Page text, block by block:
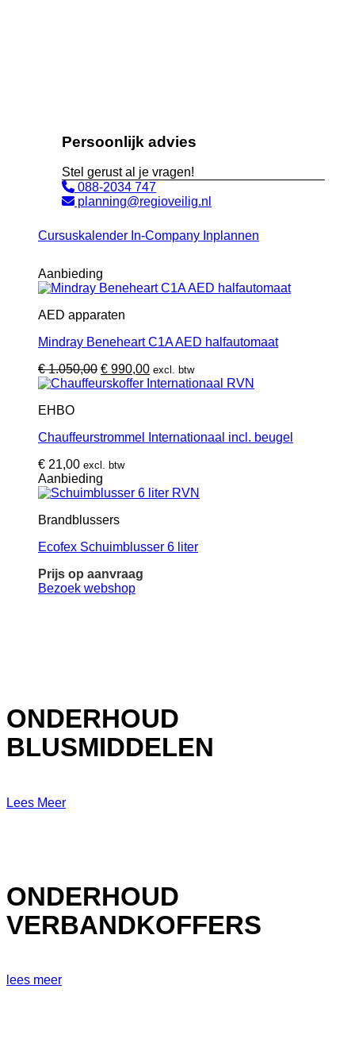
Persoonlijk advies
Stel gerust al je vragen!
088-2034 747
planning@regioveilig.nl
Cursuskalender In-Company Inplannen
Aanbieding
AED apparaten
Mindray Beneheart C1A AED halfautomaat
€1.050,00 Oorspronkelijke
prijs
€ 990,00Huidige
prijs
excl. btw
EHBO
Chauffeurstrommel Internationaal incl. beugel
€ 21,00 excl. btw
Aanbieding
Brandblussers
Ecofex Schuimblusser 6 liter
Prijs op aanvraag
Bezoek webshop
ONDERHOUD
BLUSMIDDELEN
Lees Meer
ONDERHOUD
VERBANDKOFFERS
lees meer